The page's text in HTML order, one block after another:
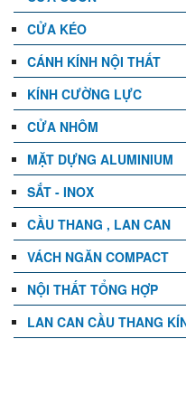
CỬA KÉO
CÁNH KÍNH NỘI THẤT
KÍNH CƯỜNG LỰC
CỬA NHÔM
MẶT DỰNG ALUMINIUM
SẮT - INOX
CẦU THANG , LAN CAN
VÁCH NGĂN COMPACT
NỘI THẤT TỔNG HỢP
LAN CAN CẦU THANG